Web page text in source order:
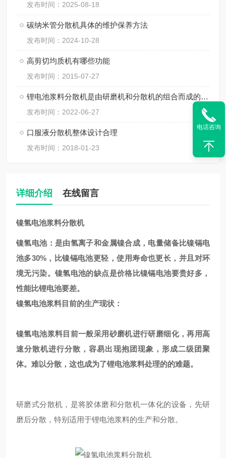
发布时间：2025-08-18
碳纳米管分散机具体的维护保养方法
发布时间：2024-10-28
高剪切均质机有哪些功能
发布时间：2015-07-27
锂电池浆料分散机是由研磨机和分散机的组合而成的一体化设备
发布时间：2022-06-27
口服液分散机整体设计合理
发布时间：2018-01-23
详细介绍 在线留言
镍氢电池浆料分散机
镍氢电池：是由氢离子和金属镍合成，电量储备比镍镉电
池多30%，比镍镉电池更轻，使用寿命也更长，并且对环
境无污染。镍氢电池的缺点是价格比镍镉电池要贵好多，
性能比锂电池要差。
镍氢电池浆料目前的生产现状：
镍氢电池浆料目前一般采用砂磨机进行研磨细化，再用高
速分散机进行分散，容易出现抱团现象，形成二级团聚
体。难以分散，这也成为了锂电池浆料处理的的难题。
研磨式分散机，是将胶体磨和分散机一体化的设备，先研
磨后分散，特别适用于锂电池浆料的生产和分散。
电话咨询